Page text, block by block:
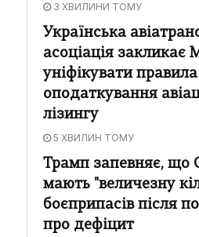
3 ХВИЛИНИ ТОМУ
Українська
асоціація закликає
уніфікувати правила
оподаткування
лізингу
5 ХВИЛИН ТОМУ
Трамп запевняє,
мають "величезну
боєприпасів після
про дефіцит